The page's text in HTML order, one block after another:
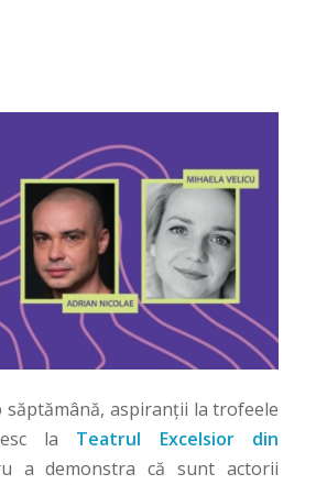
aspiranții la trofeele
la Teatrul Excelsior din
a demonstra că sunt actorii